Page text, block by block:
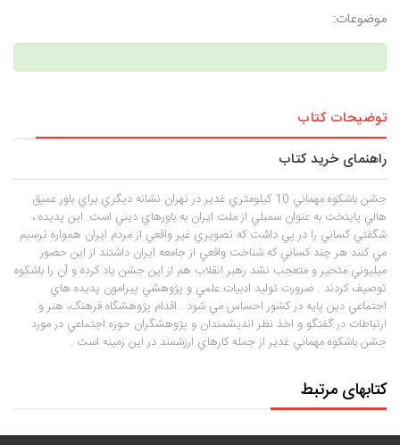
موضوعات:
توضیحات کتاب
راهنمای خرید کتاب
جشن باشكوه مهماني 10 كيلومتري غدير در تهران نشانه ديگري براي باور عميق
هالي پايتخت به عنوان سمبلي از ملت ايران به باورهاي ديني است. اين پديده ،
شگفتي كساني را در پي داشت كه تصويري غير واقعي از مردم ايران همواره ترسيم
مي كنند هر چند كساني كه شناخت واقعي از جامعه ايران داشتند از اين حضور
ميليوني متحير و متعجب نشد رهبر انقلاب هم از اين جشن ياد كرده و آن را باشكوه
توصيف كردند . ضرورت توليد ادبيات علمي و پژوهشي پيرامون پديده هاي
اجتماعي دين پايه در كشور احساس مي شود . اقدام پژوهشگاه فرهنگ، هنر و
ارتباطات در گفتگو و اخذ نظر انديشمندان و پژوهشگران حوزه اجتماعي در مورد
جشن باشكوه مهماني غدير از جمله كارهاي ارزشمند در اين زمينه است .
کتابهای مرتبط